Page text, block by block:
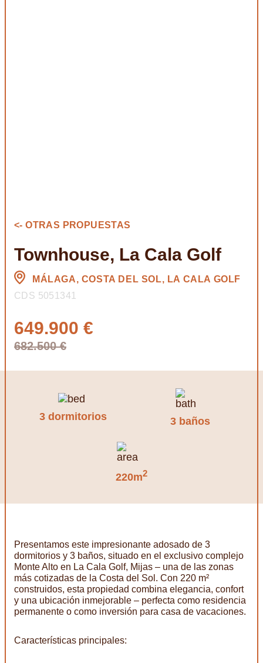
<- OTRAS PROPUESTAS
Townhouse, La Cala Golf
MÁLAGA, COSTA DEL SOL, LA CALA GOLF
CDS 5051341
649.900 €
682.500 €
3 dormitorios 3 baños
220m2
Presentamos este impresionante adosado de 3
dormitorios y 3 baños, situado en el exclusivo complejo
Monte Alto en La Cala Golf, Mijas – una de las zonas
más cotizadas de la Costa del Sol. Con 220 m²
construidos, esta propiedad combina elegancia, confort
y una ubicación inmejorable – perfecta como residencia
permanente o como inversión para casa de vacaciones.
Características principales: